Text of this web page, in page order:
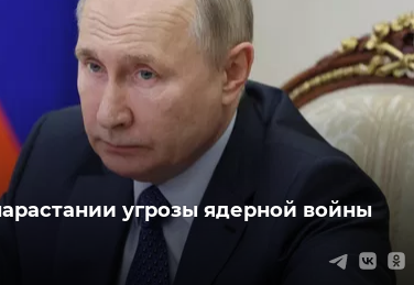
угрозы ядерной войны